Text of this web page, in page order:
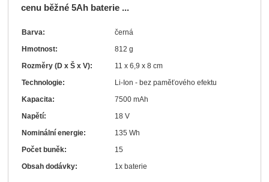
cenu běžné 5Ah baterie ...
Barva:
černá
Hmotnost:
812 g
Rozměry (D x Š x V):
11 x 6,9 x 8 cm
Technologie:
Li-Ion - bez paměťového efektu
Kapacita:
7500 mAh
Napětí:
18 V
Nominální energie:
135 Wh
Počet buněk:
15
Obsah dodávky:
1x baterie